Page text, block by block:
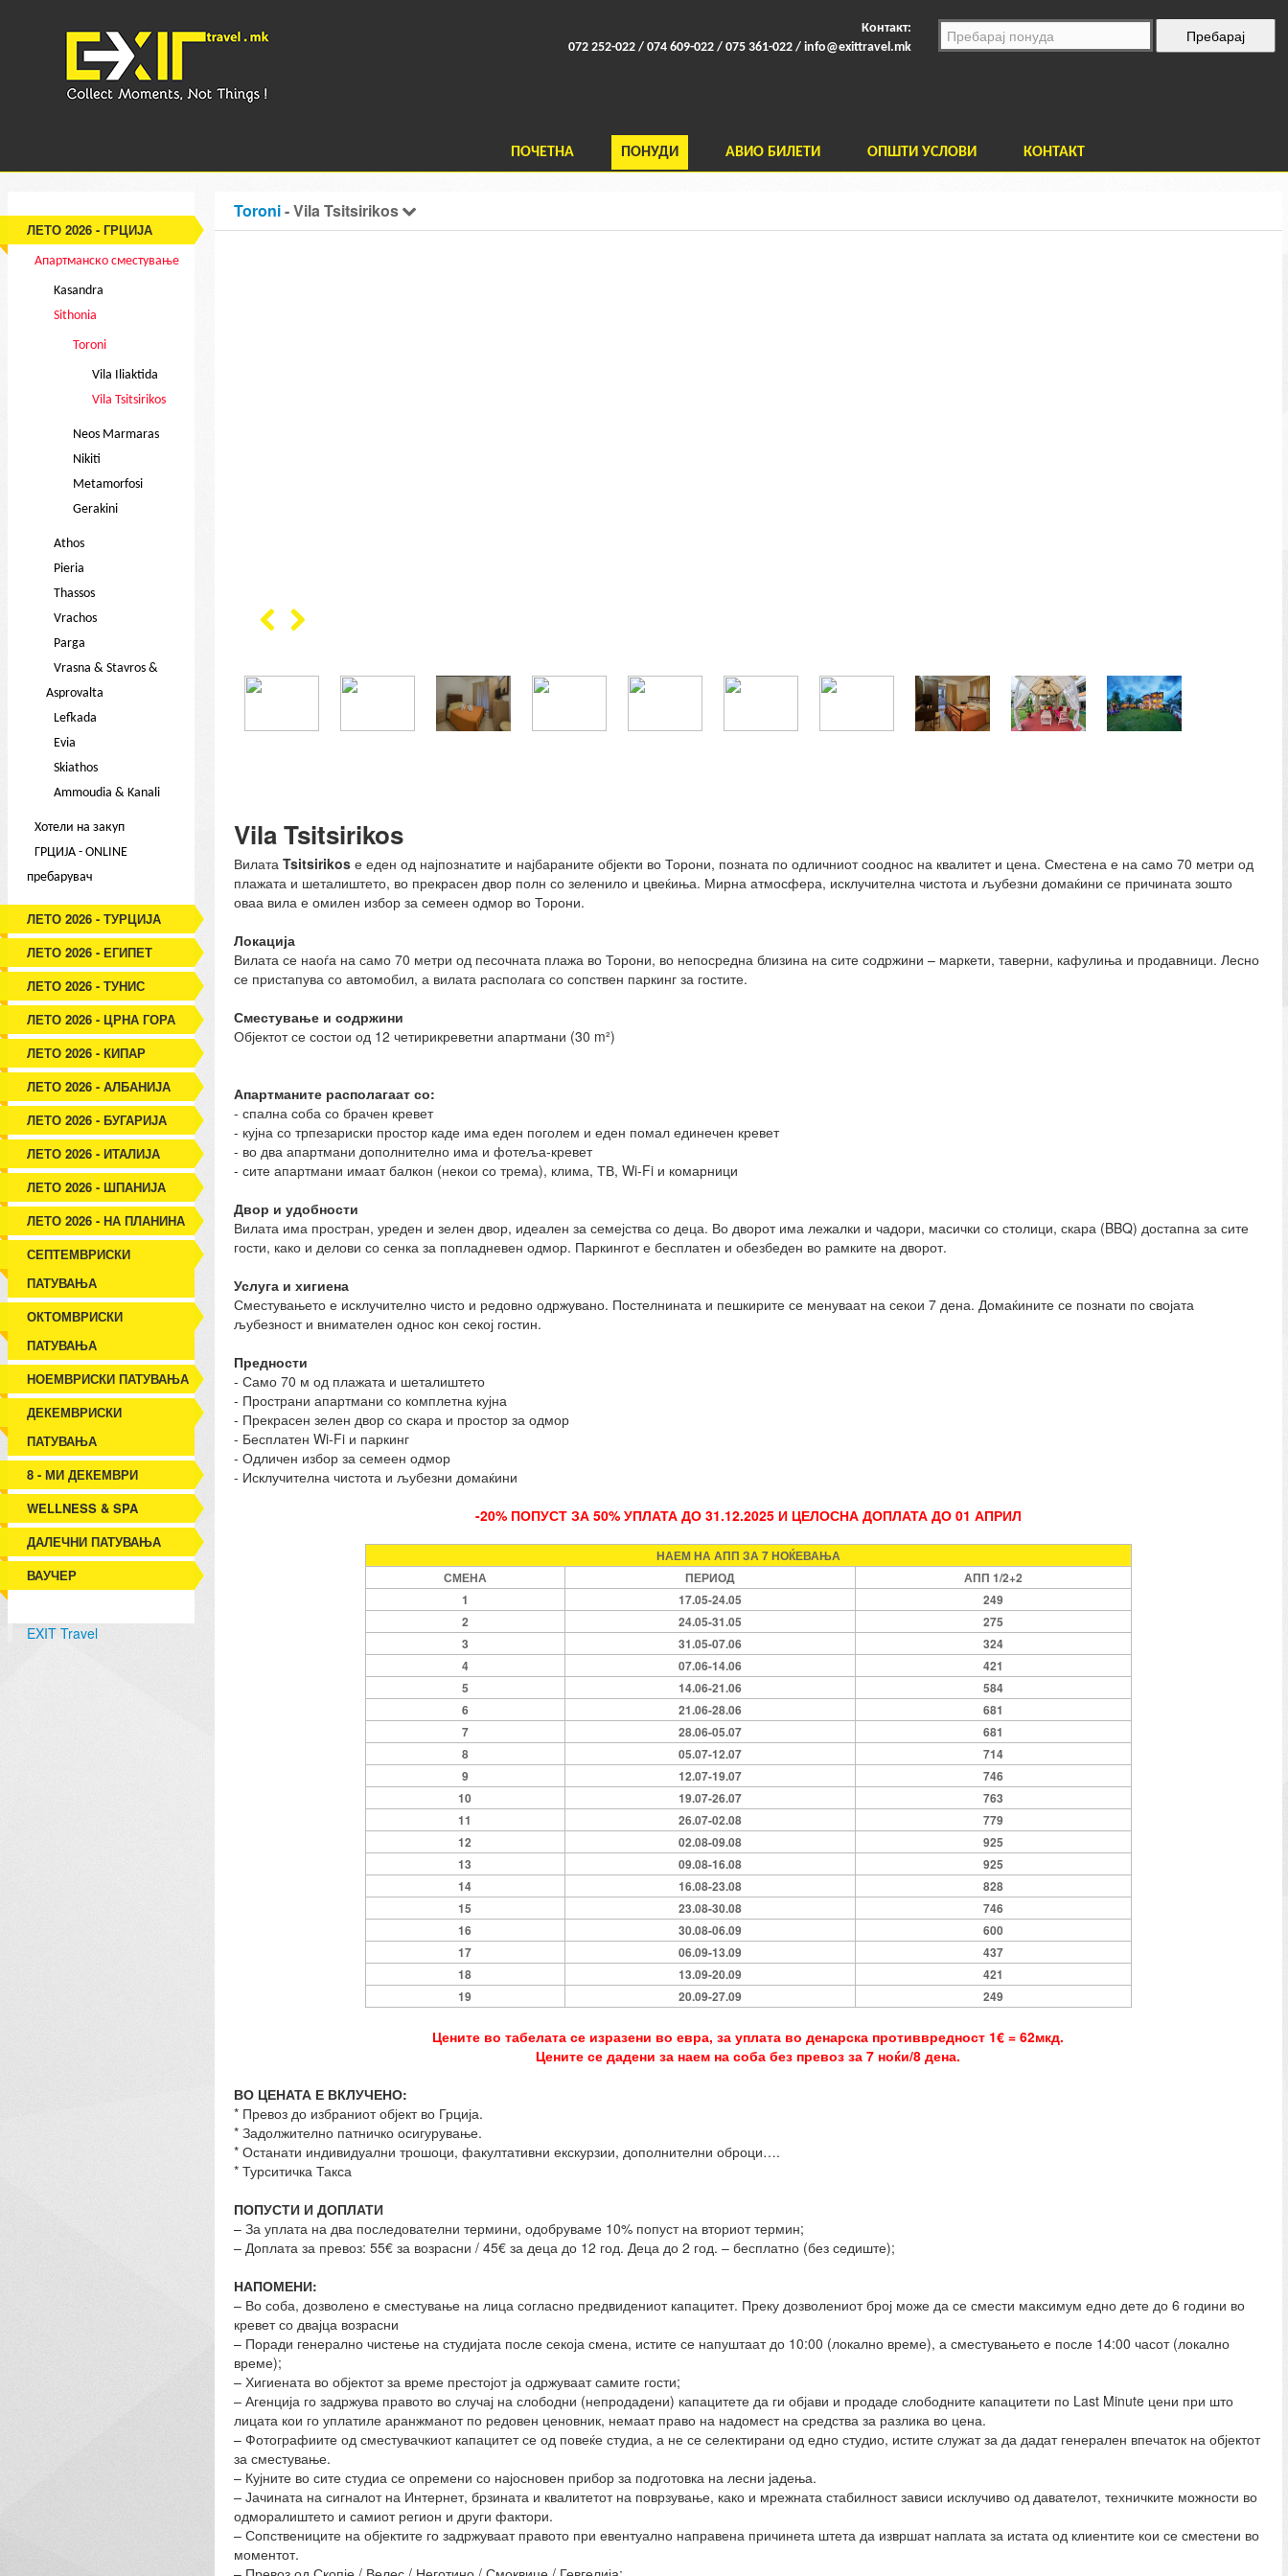
Контакт:
072 252-022 / 074 609-022 / 075 361-022 / info@exittravel.mk
ПОЧЕТНА ПОНУДИ АВИО БИЛЕТИ ОПШТИ УСЛОВИ КОНТАКТ
ЛЕТО 2026 - ГРЦИЈА
Апартманско сместување
Kasandra
Sithonia
Toroni
Vila Iliaktida
Vila Tsitsirikos
Neos Marmaras
Nikiti
Metamorfosi
Gerakini
Athos
Pieria
Thassos
Vrachos
Parga
Vrasna & Stavros &
Asprovalta
Lefkada
Evia
Skiathos
Ammoudia & Kanali
Хотели на закуп
ГРЦИЈА - ONLINE
пребарувач
ЛЕТО 2026 - ТУРЦИЈА
ЛЕТО 2026 - ЕГИПЕТ
ЛЕТО 2026 - ТУНИС
ЛЕТО 2026 - ЦРНА ГОРА
ЛЕТО 2026 - КИПАР
ЛЕТО 2026 - АЛБАНИЈА
ЛЕТО 2026 - БУГАРИЈА
ЛЕТО 2026 - ИТАЛИЈА
ЛЕТО 2026 - ШПАНИЈА
ЛЕТО 2026 - НА ПЛАНИНА
СЕПТЕМВРИСКИ
ПАТУВАЊА
ОКТОМВРИСКИ
ПАТУВАЊА
НОЕМВРИСКИ ПАТУВАЊА
ДЕКЕМВРИСКИ
ПАТУВАЊА
8 - МИ ДЕКЕМВРИ
WELLNESS & SPA
ДАЛЕЧНИ ПАТУВАЊА
ВАУЧЕР
EXIT Travel
Toroni- Vila Tsitsirikos
Vila Tsitsirikos
Вилата Tsitsirikosе еден од најпознатите и најбараните објекти во Торони, позната по одличниот сооднос на квалитет и цена. Сместена е на само 70 метри од
плажата и шеталиштето, во прекрасен двор полн со зеленило и цвеќиња. Мирна атмосфера, исклучителна чистота и љубезни домаќини се причината зошто
оваа вила е омилен избор за семеен одмор во Торони.
Локација
Вилата се наоѓа на само 70 метри од песочната плажа во Торони, во непосредна близина на сите содржини – маркети, таверни, кафулиња и продавници. Лесно
се пристапува со автомобил, а вилата располага со сопствен паркинг за гостите.
Сместување и содржини
Објектот се состои од 12 четирикреветни апартмани (30 m²)
Апартманите располагаат со:
- спална соба со брачен кревет
- кујна со трпезариски простор каде има еден поголем и еден помал единечен кревет
- во два апартмани дополнително има и фотеља-кревет
- сите апартмани имаат балкон (некои со трема), клима, ТВ, Wi-Fi и комарници
Двор и удобности
Вилата има простран, уреден и зелен двор, идеален за семејства со деца. Во дворот има лежалки и чадори, масички со столици, скара (BBQ) достапна за сите
гости, како и делови со сенка за попладневен одмор. Паркингот е бесплатен и обезбеден во рамките на дворот.
Услуга и хигиена
Сместувањето е исклучително чисто и редовно одржувано. Постелнината и пешкирите се менуваат на секои 7 дена. Домаќините се познати по својата
љубезност и внимателен однос кон секој гостин.
Предности
- Само 70 м од плажата и шеталиштето
- Пространи апартмани со комплетна кујна
- Прекрасен зелен двор со скара и простор за одмор
- Бесплатен Wi-Fi и паркинг
- Одличен избор за семеен одмор
- Исклучителна чистота и љубезни домаќини
-20% ПОПУСТ ЗА 50% УПЛАТА ДО 31.12.2025 И ЦЕЛОСНА ДОПЛАТА ДО 01 АПРИЛ
НАЕМ НА АПП ЗА 7 НОЌЕВАЊА
СМЕНА
ПЕРИОД
АПП 1/2+2
1
17.05-24.05
249
2
24.05-31.05
275
3
31.05-07.06
324
4
07.06-14.06
421
5
14.06-21.06
584
6
21.06-28.06
681
7
28.06-05.07
681
8
05.07-12.07
714
9
12.07-19.07
746
10
19.07-26.07
763
11
26.07-02.08
779
12
02.08-09.08
925
13
09.08-16.08
925
14
16.08-23.08
828
15
23.08-30.08
746
16
30.08-06.09
600
17
06.09-13.09
437
18
13.09-20.09
421
19
20.09-27.09 249
Цените во табелата се изразени во евра, за уплата во денарска противвредност 1€ = 62мкд.
Цените се дадени за наем на соба без превоз за 7 ноќи/8 дена.
ВО ЦЕНАТА Е ВКЛУЧЕНО:
* Превоз до избраниот објект во Грција.
* Задолжително патничко осигурување.
* Останати индивидуални трошоци, факултативни екскурзии, дополнителни оброци….
* Турситичка Такса
ПОПУСТИ И ДОПЛАТИ
– За уплата на два последователни термини, одобруваме 10% попуст на вториот термин;
– Доплата за превоз: 55€ за возрасни / 45€ за деца до 12 год. Деца до 2 год. – бесплатно (без седиште);
НАПОМЕНИ:
– Во соба, дозволено е сместување на лица согласно предвидениот капацитет. Преку дозволениот број може да се смести максимум едно дете до 6 години во
кревет со двајца возрасни
– Поради генерално чистење на студијата после секоја смена, истите се напуштаат до 10:00 (локално време), а сместувањето е после 14:00 часот (локално
време);
– Хигиената во објектот за време престојот ја одржуваат самите гости;
– Агенција го задржува правото во случај на слободни (непродадени) капацитете да ги објави и продаде слободните капацитети по Last Minute цени при што
лицата кои го уплатиле аранжманот по редовен ценовник, немаат право на надомест на средства за разлика во цена.
– Фотографиите од сместувачкиот капацитет се од повеќе студиа, а не се селектирани од едно студио, истите служат за да дадат генерален впечаток на објектот
за сместување.
– Кујните во сите студиа се опремени со најосновен прибор за подготовка на лесни јадења.
– Јачината на сигналот на Интернет, брзината и квалитетот на поврзување, како и мрежната стабилност зависи исклучиво од давателот, техничките можности во
одморалиштето и самиот регион и други фактори.
– Сопствениците на објектите го задржуваат правото при евентуално направена причинета штета да извршат наплата за истата од клиентите кои се сместени во
моментот.